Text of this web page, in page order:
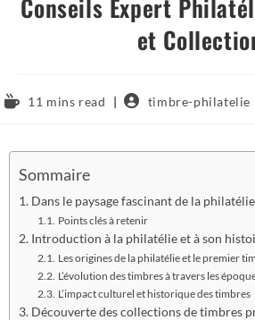
Conseils Expert
et
11 mins read timbre-philatelie
Sommaire
Dans le paysage fascinant de la philatélie
Points clés à retenir
Introduction à la philatélie et à son
Les origines de la philatélie et le premier
L’évolution des timbres à travers les
L’impact culturel et historique des timbres
Découverte des collections de timbres